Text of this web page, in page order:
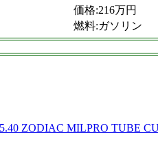
価格:216万円
燃料:ガソリン